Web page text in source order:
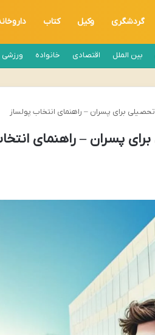
گردشگری وکیل کتاب
بین الملل اقتصادی خانواده ورزشی
برای پسران – راهنمای انتخاب پولساز
پسران – راهنمای